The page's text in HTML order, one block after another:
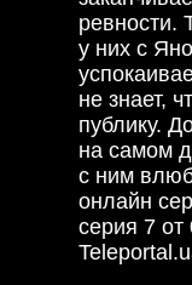
ревности.
у них с
не знает,
публику.
на самом
с ним
онлайн
серия 7 от